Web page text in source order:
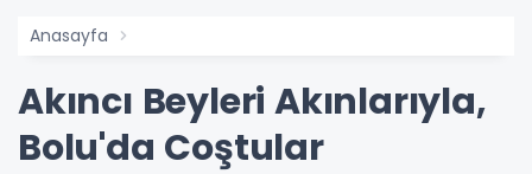
Anasayfa
Akıncı Beyleri Akınlarıyla,
Bolu'da Coştular